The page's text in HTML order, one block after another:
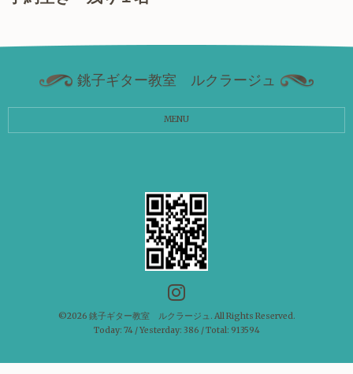
銚子ギター教室 ルクラージュ
MENU
©2026 銚子ギター教室 ルクラージュ . All Rights Reserved.
Today: 74/ Yesterday: 386 / Total: 913594